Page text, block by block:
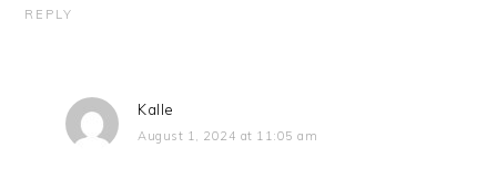
REPLY
Kalle
August 1, 2024 at 11:05 am